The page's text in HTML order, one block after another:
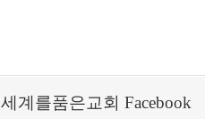
세계를품은교회 Facebook